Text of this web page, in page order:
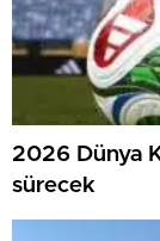
2026 Dünya
sürecek